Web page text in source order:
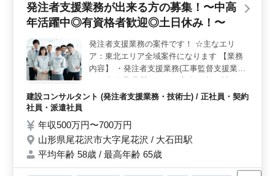
勤手当の全額支給、雇用・労災・健康・厚生などの福利
厚生が整っています。また、車通勤可で無料駐車場も完
きやすい環境が整っており、土日祝日や夏季休暇、年末
年始、GWなどの休日が設定されています。月平均20時間
程度の残業があり、バランスの取れた働き方が可能で
す。
発注者支援業務が出来る方の募集！〜中高
年活躍中◎有資格者歓迎◎土日休み！〜
発注者支援業務の案件です！ ☆主なエリ
ア：東北エリア全域案件になります 【業務
内容】 ・発注者支援業務(工事監督支援業務)
積算、設計変更 ・現場での打ち合わせ、
格》 ・技術士(種類不問) ・RCCM(種類不問)
単身用宿舎完備です！ 50代以上で土木施工
管理業務経験者の方、お気軽にお問い合わせ
下さい♪
建設コンサルタント (発注者支援業務・技術士) / 正社員・契約
社員・派遣社員
年収500万円〜700万円
山形県尾花沢市大字尾花沢 / 大石田駅
平均年齢 58歳 / 最高年齢 65歳